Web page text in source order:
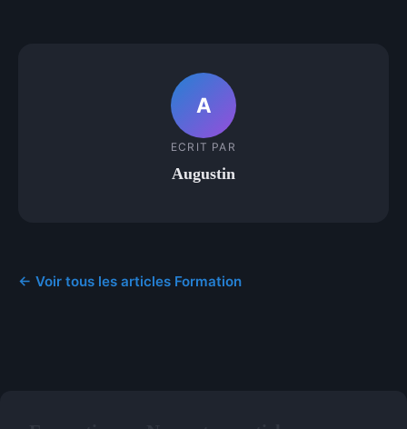
A
ECRIT PAR
Augustin
← Voir tous les articles Formation